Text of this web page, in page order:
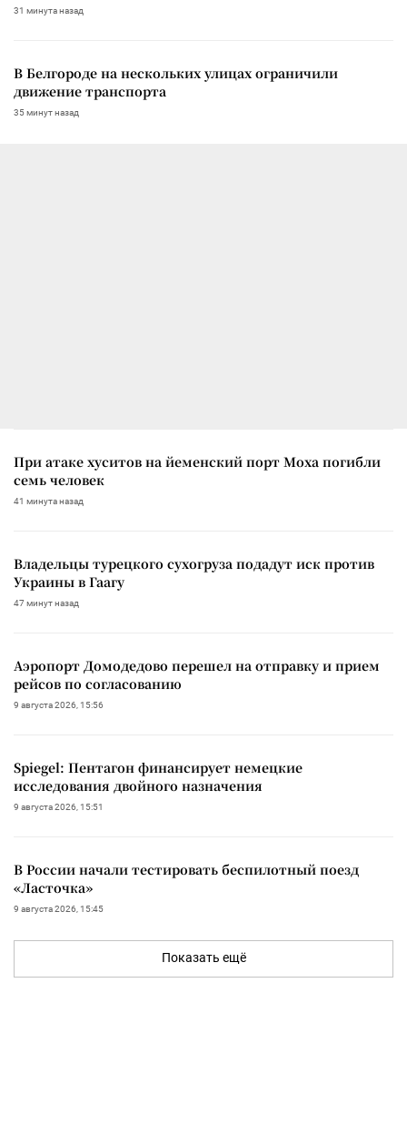
31 минута назад
В Белгороде на нескольких улицах ограничили
движение транспорта
35 минут назад
При атаке хуситов на йеменский порт Моха погибли
семь человек
41 минута назад
Владельцы турецкого сухогруза подадут иск против
Украины в Гаагу
47 минут назад
Аэропорт Домодедово перешел на отправку и прием
рейсов по согласованию
9 августа 2026, 15:56
Spiegel: Пентагон финансирует немецкие
исследования двойного назначения
9 августа 2026, 15:51
В России начали тестировать беспилотный поезд
«Ласточка»
9 августа 2026, 15:45
Показать ещё